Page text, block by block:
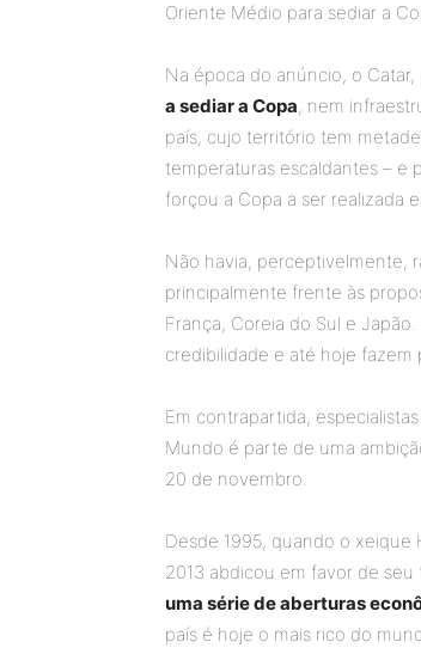
Oriente Médio para sediar a
Na época do anúncio, o
a sediar a Copa, nem
país, cujo território tem
temperaturas escaldantes – e
forçou a Copa a ser realizada
Não havia, perceptivelmente,
principalmente frente às
França, Coreia do Sul e
credibilidade e até hoje
Em contrapartida,
Mundo é parte de uma
20 de novembro.
Desde 1995, quando o xeique
2013 abdicou em favor de
uma série de aberturas
país é hoje o mais rico do